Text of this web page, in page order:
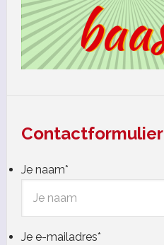
Contactformulier
Je naam*
Je e-mailadres*